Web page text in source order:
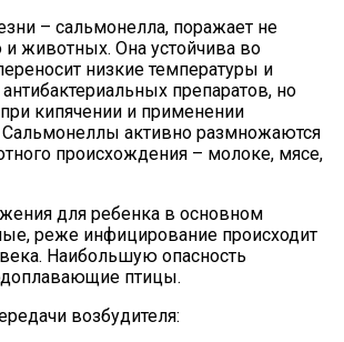
– сальмонелла, поражает не
животных. Она устойчива во
низкие температуры и
препаратов, но
кипячении и применении
Сальмонеллы активно размножаются
происхождения – молоке, мясе,
для ребенка в основном
реже инфицирование происходит
Наибольшую опасность
птицы.
возбудителя: